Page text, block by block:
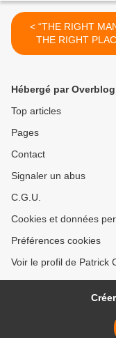
< “THE RIGHT MAN AT
THE RIGHT
Hébergé par Overblog
Top articles
Pages
Contact
Signaler un abus
C.G.U.
Cookies et données
Préférences cookies
Voir le profil de Patrick